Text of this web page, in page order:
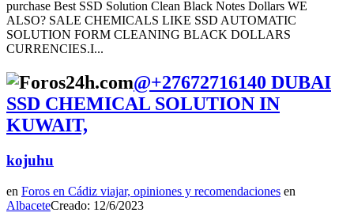
purchase Best SSD Solution Clean Black Notes Dollars WE
ALSO? SALE CHEMICALS LIKE SSD AUTOMATIC
SOLUTION FORM CLEANING BLACK DOLLARS
CURRENCIES.I...
@+27672716140 DUBAI
SSD CHEMICAL SOLUTION IN
KUWAIT,
kojuhu
en Foros en Cádiz viajar, opiniones y recomendaciones en
AlbaceteCreado: 12/6/2023